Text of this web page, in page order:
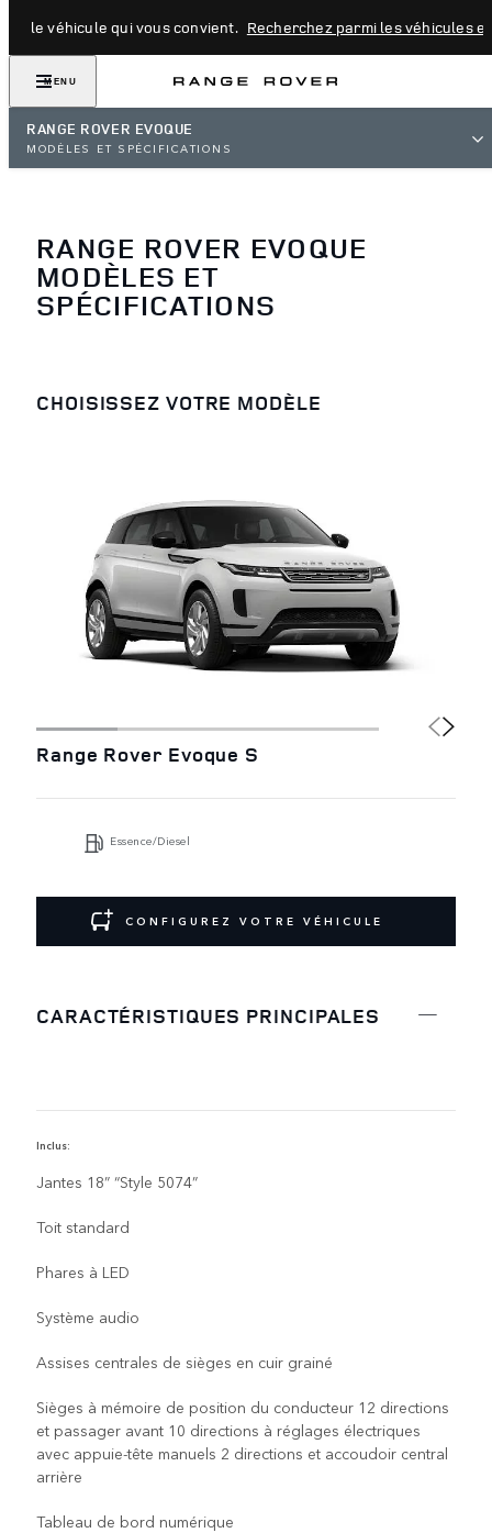
le véhicule qui vous convient. Recherchez parmi les véhicules
MENU
RANGE ROVER EVOQUE
MODÈLES ET SPÉCIFICATIONS
RANGE ROVER EVOQUE
MODÈLES ET
SPÉCIFICATIONS
CHOISISSEZ VOTRE MODÈLE
Range Rover Evoque S
Essence/Diesel
CONFIGUREZ VOTRE VÉHICULE
CARACTÉRISTIQUES PRINCIPALES
Inclus:
Jantes 18” “Style 5074”
Toit standard
Phares à LED
Système audio
Assises centrales de sièges en cuir grainé
Sièges à mémoire de position du conducteur 12 directions
et passager avant 10 directions à réglages électriques
avec appuie-tête manuels 2 directions et accoudoir central
arrière
Tableau de bord numérique